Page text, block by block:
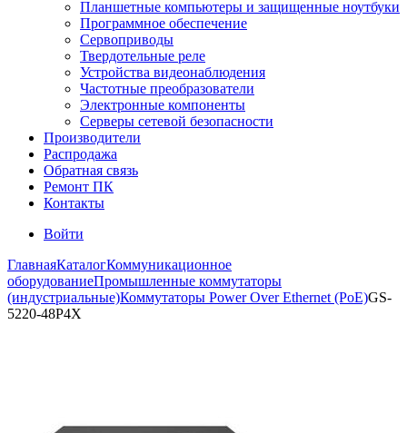
Планшетные компьютеры и защищенные ноутбуки
Программное обеспечение
Сервоприводы
Твердотельные реле
Устройства видеонаблюдения
Частотные преобразователи
Электронные компоненты
Серверы сетевой безопасности
Производители
Распродажа
Обратная связь
Ремонт ПК
Контакты
Войти
ГлавнаяКаталогКоммуникационное
оборудованиеПромышленные коммутаторы
(индустриальные)Коммутаторы Power Over Ethernet (PoE)GS-
5220-48P4X